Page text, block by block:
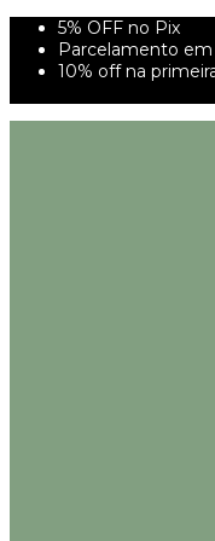
5% OFF no Pix
Parcelamento
10% off na